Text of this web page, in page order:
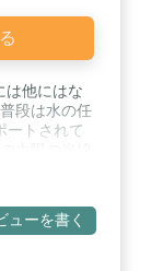
は他にはな
段は水の任
ートされて
ク / ハッピ
とリラック
からのグレア
するために
ズ
ューを書く